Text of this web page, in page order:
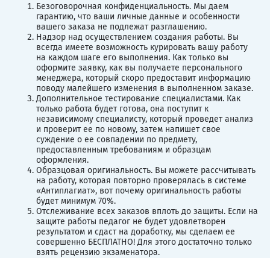
Безоговорочная конфиденциальность. Мы даем
гарантию, что ваши личные данные и особенности
вашего заказа не подлежат разглашению.
Надзор над осуществлением создания работы. Вы
всегда имеете возможность курировать вашу работу
на каждом шаге его выполнения. Как только вы
оформите заявку, как вы получаете персонального
менеджера, который скоро предоставит информацию
поводу малейшего изменения в выполненном заказе.
Дополнительное тестирование специалистами. Как
только работа будет готова, она поступит к
независимому специалисту, который проведет анализ
и проверит ее по новому, затем напишет свое
суждение о ее совпадении по предмету,
предоставленным требованиям и образцам
оформления.
Образцовая оригинальность. Вы можете рассчитывать
на работу, которая повторно проверялась в системе
«Антиплагиат», вот почему оригинальность работы
будет минимум 70%.
Отслеживание всех заказов вплоть до защиты. Если на
защите работы педагог не будет удовлетворен
результатом и сдаст на доработку, мы сделаем ее
совершенно БЕСПЛАТНО! Для этого достаточно только
взять рецензию экзаменатора.